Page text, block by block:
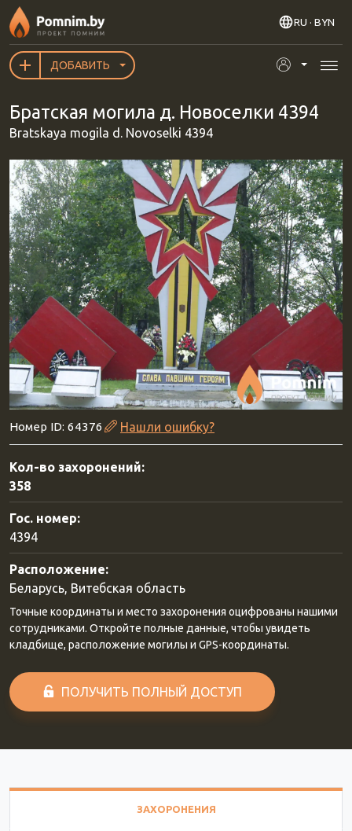
Перейти к основному содержанию
RU · BYN
ДОБАВИТЬ
Братская могила д. Новоселки 4394
Bratskaya mogila d. Novoselki 4394
Номер ID: 64376 Нашли ошибку?
Кол-во захоронений:
358
Гос. номер:
4394
Расположение:
Беларусь, Витебская область
Точные координаты и место захоронения оцифрованы нашими
сотрудниками. Откройте полные данные, чтобы увидеть
кладбище, расположение могилы и GPS-координаты.
ПОЛУЧИТЬ ПОЛНЫЙ ДОСТУП
ЗАХОРОНЕНИЯ